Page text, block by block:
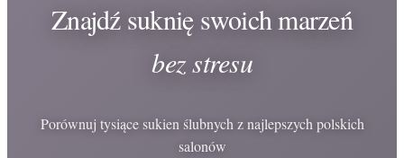
Znajdź suknię swoich marzeń
bez stresu
Porównuj tysiące sukien ślubnych z najlepszych polskich
salonów